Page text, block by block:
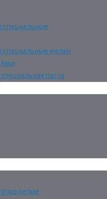
мелки
паста
рукоделие